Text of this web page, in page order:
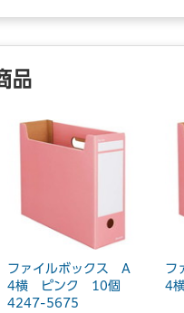
品
ファイルボックス A
4横 ピンク 10個
4247-5675
フ
4